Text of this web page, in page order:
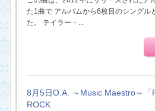
た1曲で アルバムから6枚目のシングル
た。 テイラー・...
8月5日O.A. ～Music Maestro～
ROCK